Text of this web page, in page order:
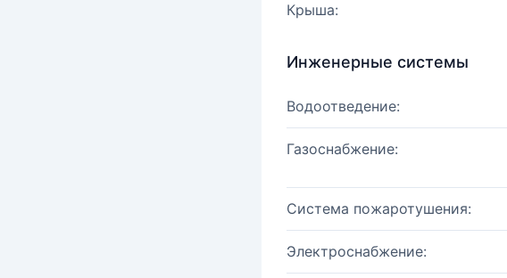
Крыша:
Инженерные системы
Водоотведение:
Газоснабжение:
Система пожаротушения:
Электроснабжение: